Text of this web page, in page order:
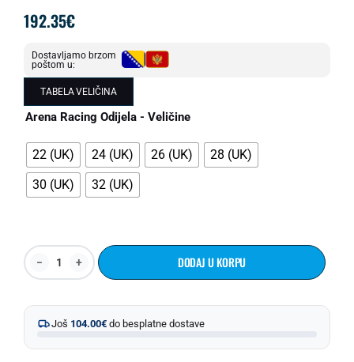
192.35€
Dostavljamo brzom
poštom u:
TABELA VELIČINA
Arena Racing Odijela - Veličine
22 (UK) 24 (UK) 26 (UK)
28 (UK)
30 (UK)
32 (UK)
DODAJ U KORPU
Još 104.00€ do besplatne dostave